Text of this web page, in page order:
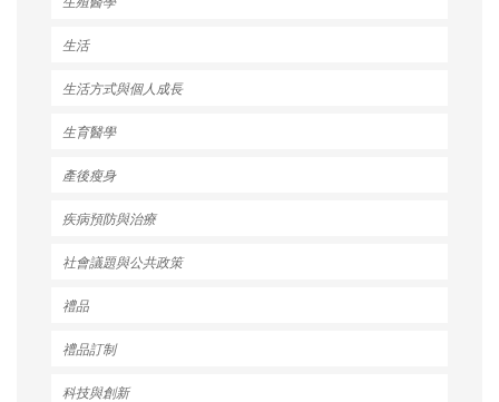
生活
生活方式與個人成長
生育醫學
產後瘦身
疾病預防與治療
社會議題與公共政策
禮品
禮品訂制
科技與創新